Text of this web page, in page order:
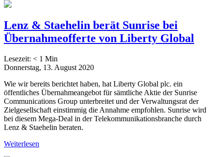
Lenz & Staehelin berät Sunrise bei
Übernahmeofferte von Liberty Global
Lesezeit: < 1 Min
Donnerstag, 13. August 2020
Wie wir bereits berichtet haben, hat Liberty Global plc. ein
öffentliches Übernahmeangebot für sämtliche Aktie der Sunrise
Communications Group unterbreitet und der Verwaltungsrat der
Zielgesellschaft einstimmig die Annahme empfohlen. Sunrise wird
bei diesem Mega-Deal in der Telekommunikationsbranche durch
Lenz & Staehelin beraten.
Weiterlesen